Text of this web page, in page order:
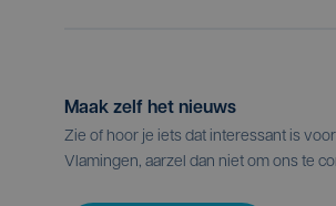
Maak zelf het nieuws
Zie of hoor je iets dat interessant is
Vlamingen, aarzel dan niet om ons te